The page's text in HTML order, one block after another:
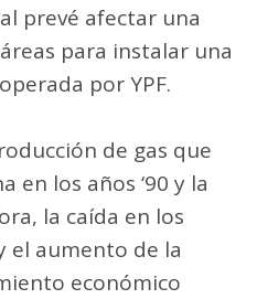
prevé afectar una
para instalar una
por YPF.
de gas que
en los años ‘90 y la
la caída en los
el aumento de la
económico